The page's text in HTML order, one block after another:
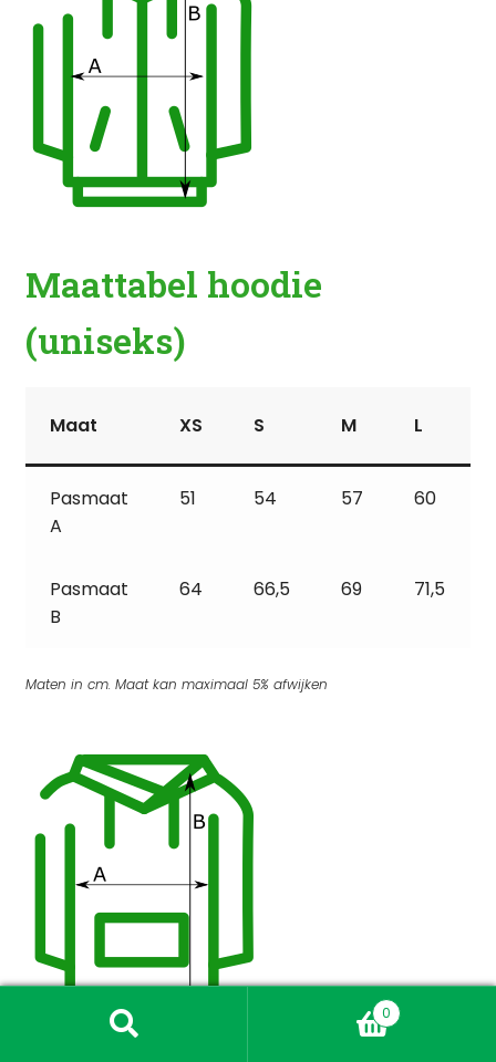
Maattabel hoodie
(uniseks)
Maat XS S M L
Pasmaat
A
51 54 57 60
Pasmaat
B
64 66,5 69 71,5
Maten in cm. Maat kan maximaal 5% afwijken
0